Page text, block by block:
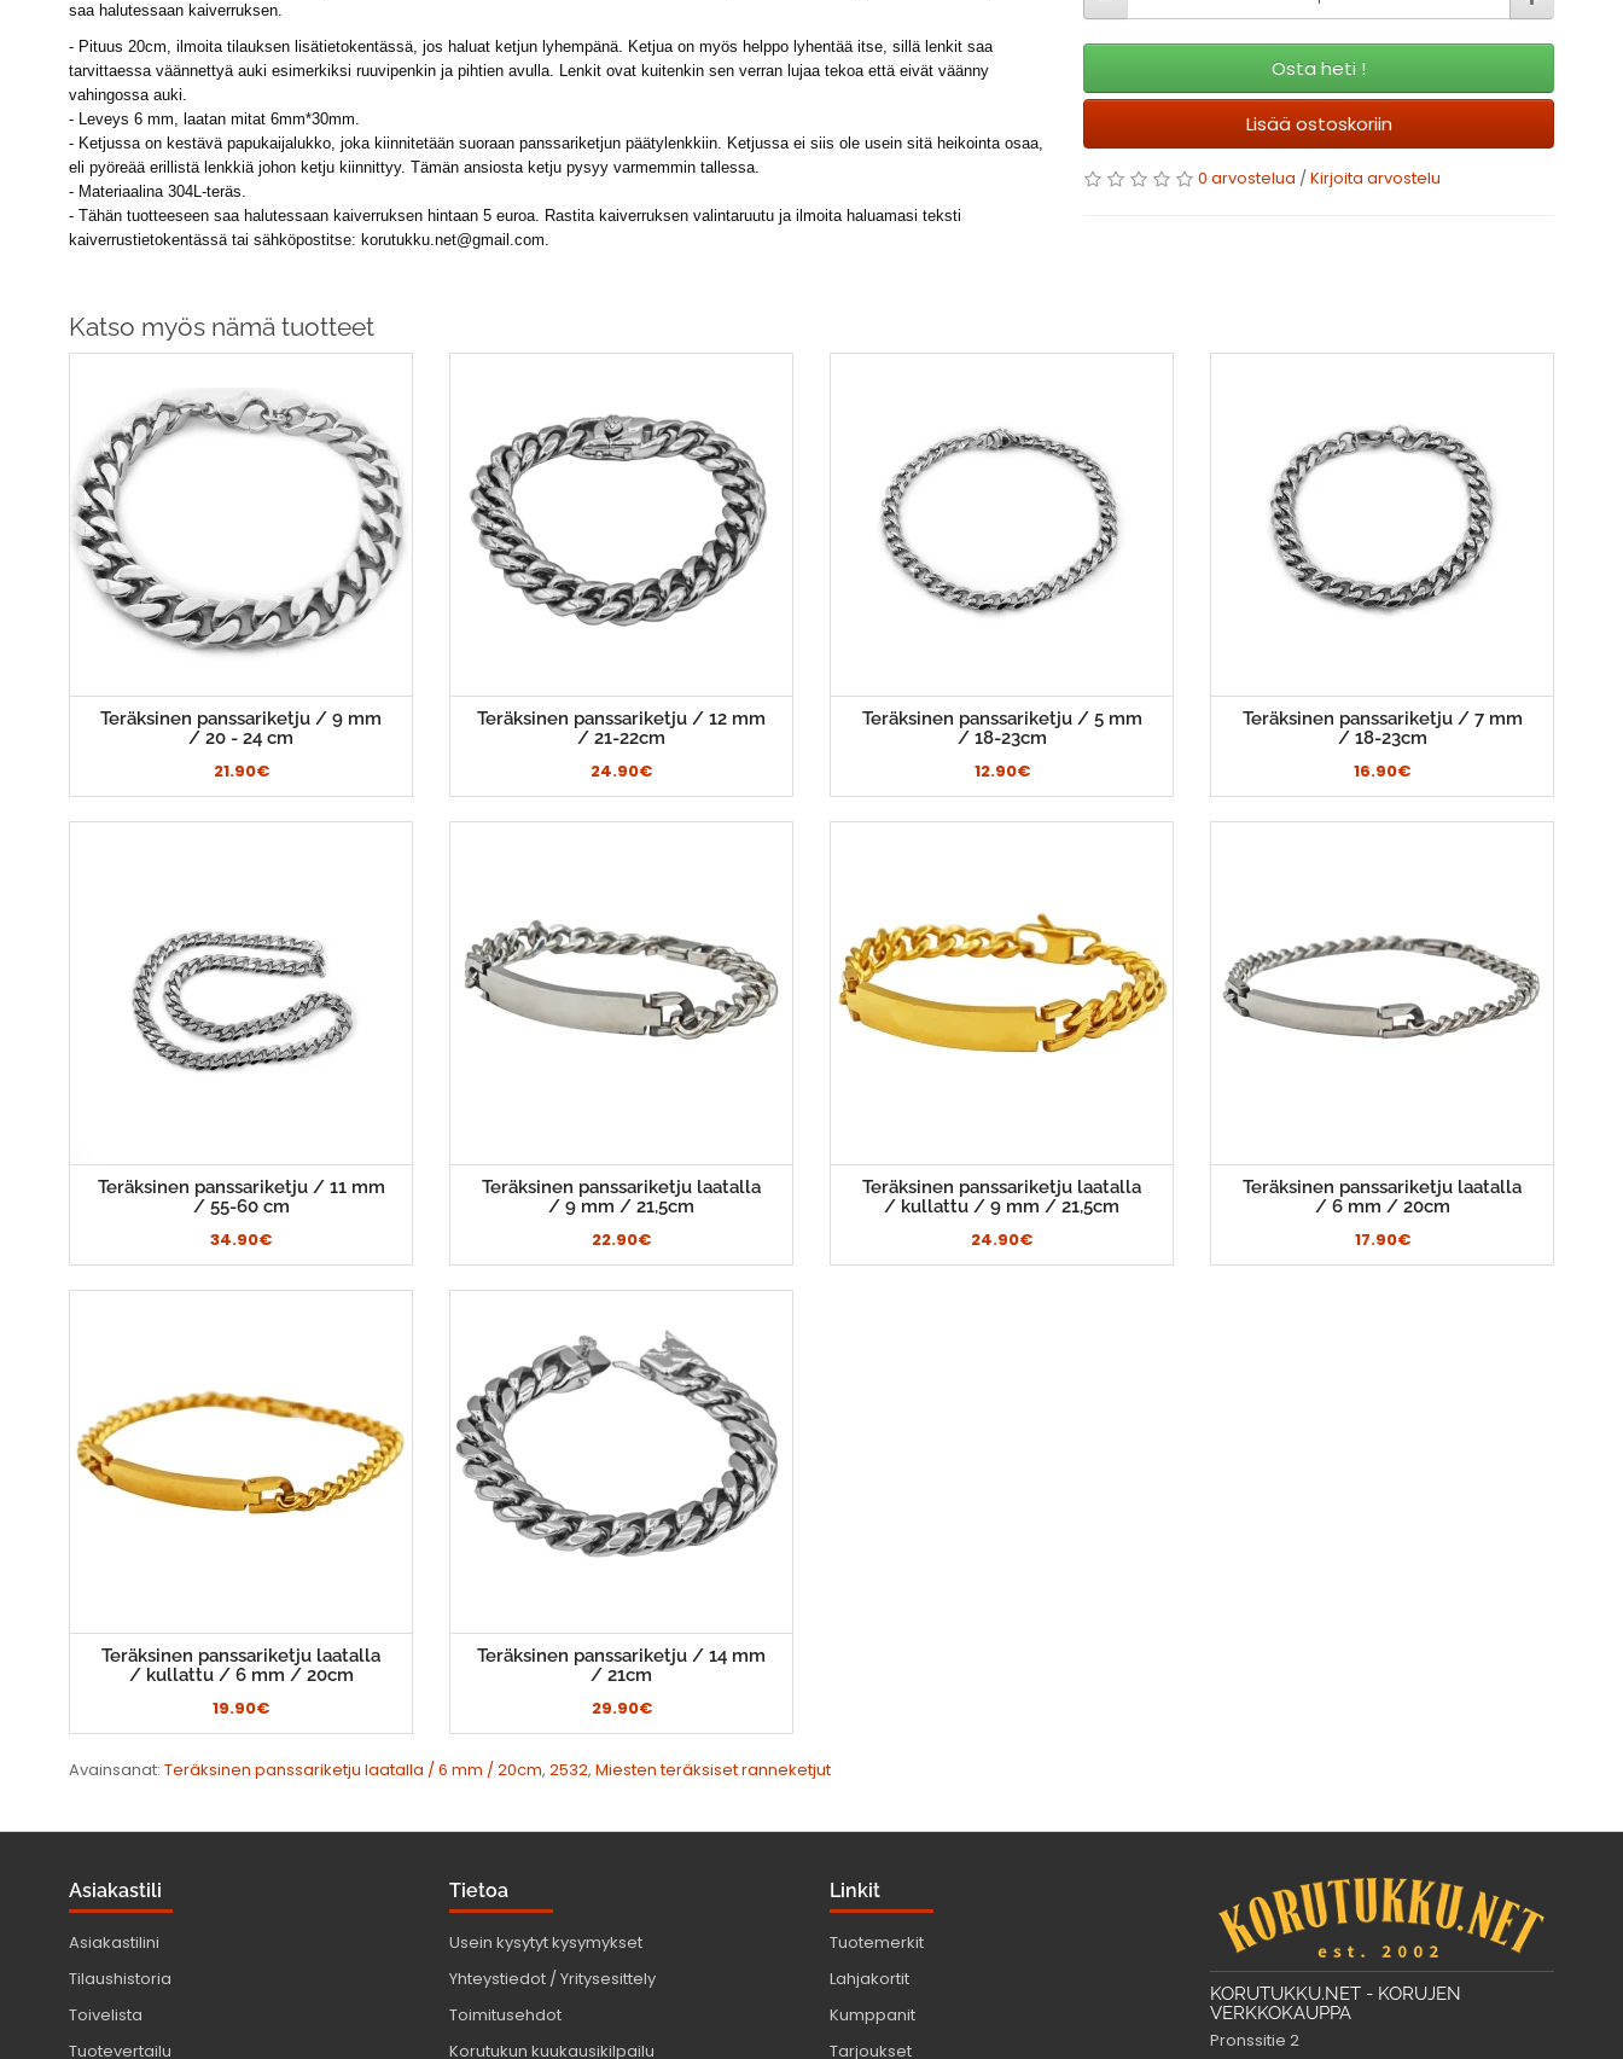
saa halutessaan kaiverruksen.
- Pituus 20cm, ilmoita tilauksen lisätietokentässä, jos haluat ketjun lyhempänä. Ketjua on myös helppo lyhentää itse, sillä lenkit saa
tarvittaessa väännettyä auki esimerkiksi ruuvipenkin ja pihtien avulla. Lenkit ovat kuitenkin sen verran lujaa tekoa että eivät väänny
vahingossa auki.
- Leveys 6 mm, laatan mitat 6mm*30mm.
- Ketjussa on kestävä papukaijalukko, joka kiinnitetään suoraan panssariketjun päätylenkkiin. Ketjussa ei siis ole usein sitä heikointa osaa,
eli pyöreää erillistä lenkkiä johon ketju kiinnittyy. Tämän ansiosta ketju pysyy varmemmin tallessa.
- Materiaalina 304L-teräs.
- Tähän tuotteeseen saa halutessaan kaiverruksen hintaan 5 euroa. Rastita kaiverruksen valintaruutu ja ilmoita haluamasi teksti
kaiverrustietokentässä tai sähköpostitse: korutukku.net@gmail.com.
Osta heti !
Lisää ostoskoriin
0 arvostelua / Kirjoita arvostelu
Katso myös nämä tuotteet
Teräksinen panssariketju / 9 mm
/ 20 - 24 cm
21.90€
Teräksinen panssariketju / 12 mm
/ 21-22cm
24.90€
Teräksinen panssariketju / 5 mm
/ 18-23cm
12.90€
Teräksinen panssariketju / 7 mm
/ 18-23cm
16.90€
Teräksinen panssariketju / 11 mm
/ 55-60 cm
34.90€
Teräksinen panssariketju laatalla
/ 9 mm / 21,5cm
22.90€
Teräksinen panssariketju laatalla
/ kullattu / 9 mm / 21,5cm
24.90€
Teräksinen panssariketju laatalla
/ 6 mm / 20cm
17.90€
Teräksinen panssariketju laatalla
/ kullattu / 6 mm / 20cm
19.90€
Teräksinen panssariketju / 14 mm
/ 21cm
29.90€
Avainsanat: Teräksinen panssariketju laatalla / 6 mm / 20cm, 2532, Miesten teräksiset ranneketjut
Asiakastili
Asiakastilini
Tilaushistoria
Toivelista
Tuotevertailu
Tietoa
Usein kysytyt kysymykset
Yhteystiedot / Yritysesittely
Toimitusehdot
Korutukun kuukausikilpailu
Linkit
Tuotemerkit
Lahjakortit
Kumppanit
Tarjoukset
KORUTUKKU.NET - KORUJEN
VERKKOKAUPPA
Pronssitie 2